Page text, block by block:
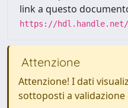
link a questo
https://hdl.handle.net/
Attenzione
Attenzione! I dati
sottoposti a